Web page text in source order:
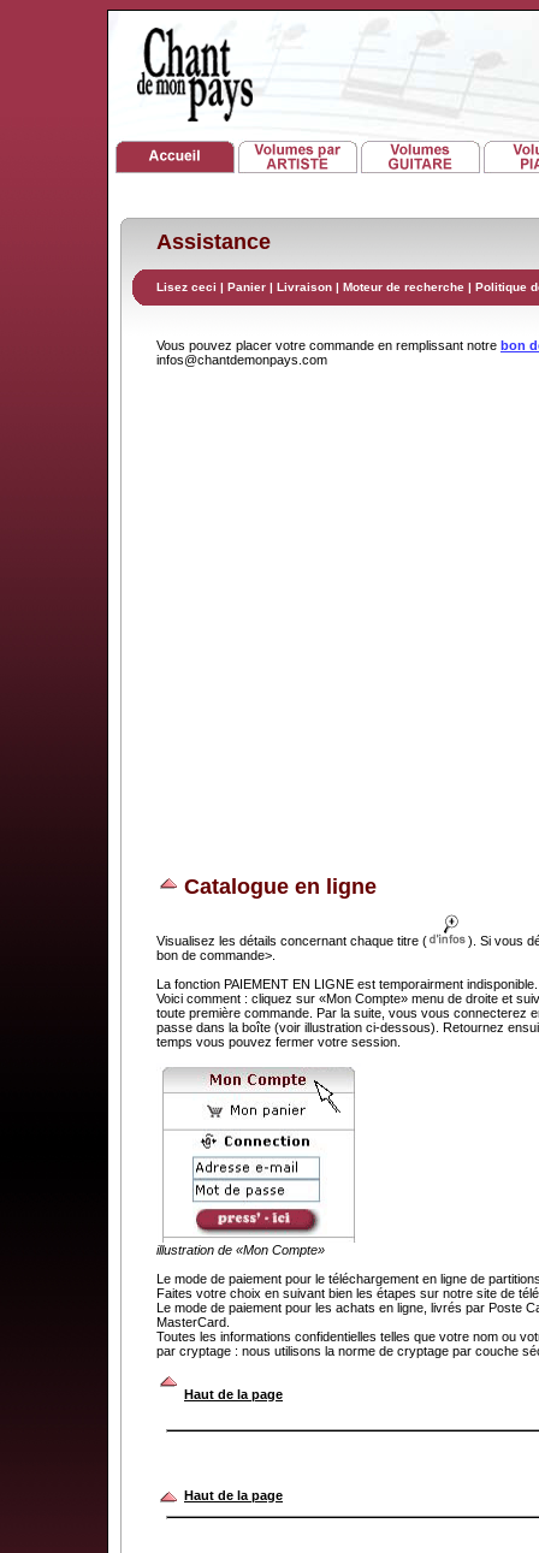
Assistance
Lisez ceci | Panier | Livraison | Moteur de recherche | Politique
Vous pouvez placer votre commande en remplissant notre bon
infos@chantdemonpays.com
Catalogue en ligne
Visualisez les détails concernant chaque titre (
). Si vous
bon de commande>.
La fonction PAIEMENT EN LIGNE est temporairment
Voici comment : cliquez sur «Mon Compte» menu de droite et
toute première commande. Par la suite, vous vous connecterez
passe dans la boîte (voir illustration ci-dessous). Retournez
temps vous pouvez fermer votre session.
illustration de «Mon Compte»
Le mode de paiement pour le téléchargement en ligne de
Faites votre choix en suivant bien les étapes sur notre site de
Le mode de paiement pour les achats en ligne, livrés par Poste
MasterCard.
Toutes les informations confidentielles telles que votre nom ou
par cryptage : nous utilisons la norme de cryptage par couche
Haut de la page
Haut de la page